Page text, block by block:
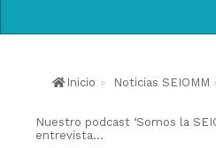
Inicio » Noticias SEIOMM
Nuestro podcast ‘Somos la
entrevista...